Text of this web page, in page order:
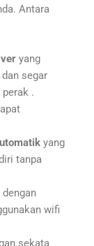
Antara
yang
segar
.
yang
tanpa
wifi
sekata